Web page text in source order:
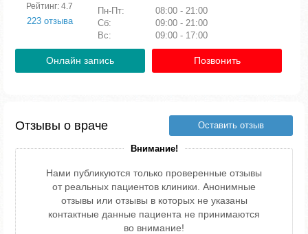
Рейтинг: 4.7
223 отзыва
Пн-Пт:
08:00 - 21:00
Сб:
09:00 - 21:00
Вс:
09:00 - 17:00
Онлайн запись Позвонить
Отзывы о враче Оставить отзыв
Внимание!
Нами публикуются только проверенные отзывы
от реальных пациентов клиники. Анонимные
отзывы или отзывы в которых не указаны
контактные данные пациента не принимаются
во внимание!